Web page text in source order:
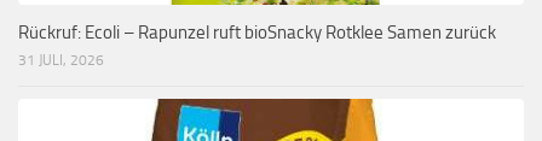
Rückruf: Ecoli – Rapunzel ruft bioSnacky Rotklee Samen zurück
31 JULI, 2026